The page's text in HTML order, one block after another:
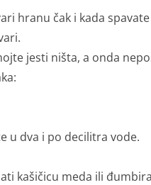
hranu čak i kada
jesti ništa, a onda
u dva i po decilitra vode.
kašičicu meda ili